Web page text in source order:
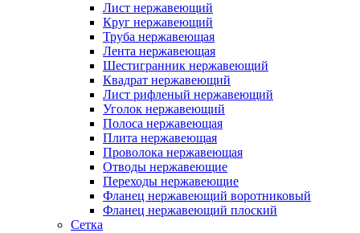
Лист нержавеющий
Круг нержавеющий
Труба нержавеющая
Лента нержавеющая
Шестигранник нержавеющий
Квадрат нержавеющий
Лист рифленый нержавеющий
Уголок нержавеющий
Полоса нержавеющая
Плита нержавеющая
Проволока нержавеющая
Отводы нержавеющие
Переходы нержавеющие
Фланец нержавеющий воротниковый
Фланец нержавеющий плоский
Сетка